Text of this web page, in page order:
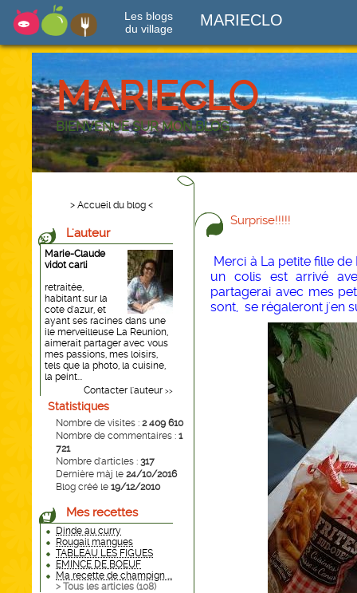
Les blogs
du village
MARIECLO
MARIECLO
BIENVENUE SUR MON BLOG
> Accueil du blog <
L'auteur
Marie-Claude
vidot carli
retraitée,
habitant sur la
cote d'azur, et
ayant ses racines dans une
ile merveilleuse La Reunion,
aimerait partager avec vous
mes passions, mes loisirs,
tels que la photo, la cuisine,
la peint...
Contacter l'auteur >>
Statistiques
Nombre de visites : 2 409 610
Nombre de commentaires : 1
721
Nombre d'articles : 317
Dernière màj le 24/10/2016
Blog créé le 19/12/2010
Mes recettes
Dinde au curry
Rougail mangues
TABLEAU LES FIGUES
EMINCE DE BOEUF
Ma recette de champign ...
> Tous les articles (108)
Surprise!!!!!
Merci à La petite fille
un colis est arrivé
partagerai avec mes
sont, se régaleront j'en